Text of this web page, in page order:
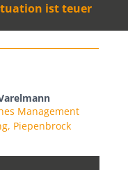
ist teuer
Management
Piepenbrock